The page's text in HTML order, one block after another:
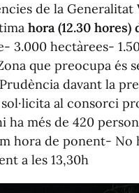
de la
hora (12.30
3.000 hectàrees-
que preocupa és
davant la
al consorci
més de 420
hora de ponent-
a les 13,30h